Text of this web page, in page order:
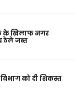
के खिलाफ नगर
ठेले जब्त
को दी शिकस्त